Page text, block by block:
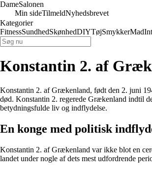
DameSalonen
Min sideTilmeldNyhedsbrevet
Kategorier
FitnessSundhedSkønhedDIYTøjSmykkerMad
Konstantin 2. af
Konstantin 2. af Grækenland, født den 2. juni
død. Konstantin 2. regerede Grækenland indtil
betydningsfulde liv og indflydelse.
En konge med politisk
Konstantin 2. af Grækenland var ikke blot en
landet under nogle af dets mest udfordrende